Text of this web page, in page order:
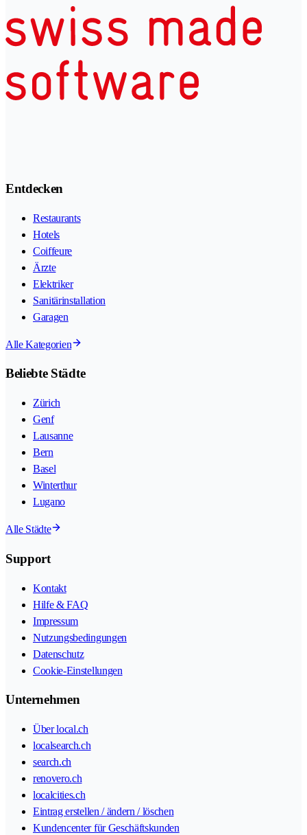
Entdecken
Restaurants
Hotels
Coiffeure
Ärzte
Elektriker
Sanitärinstallation
Garagen
Alle Kategorien
Beliebte Städte
Zürich
Genf
Lausanne
Bern
Basel
Winterthur
Lugano
Alle Städte
Support
Kontakt
Hilfe & FAQ
Impressum
Nutzungsbedingungen
Datenschutz
Cookie-Einstellungen
Unternehmen
Über local.ch
localsearch.ch
search.ch
renovero.ch
localcities.ch
Eintrag erstellen / ändern / löschen
Kundencenter für Geschäftskunden